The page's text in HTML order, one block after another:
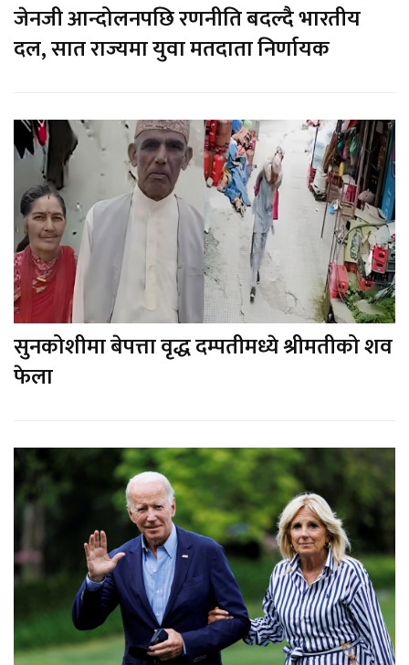
जेनजी आन्दोलनपछि रणनीति बदल्दै भारतीय
दल, सात राज्यमा युवा मतदाता निर्णायक
सुनकोशीमा बेपत्ता वृद्ध दम्पतीमध्ये श्रीमतीको शव
फेला